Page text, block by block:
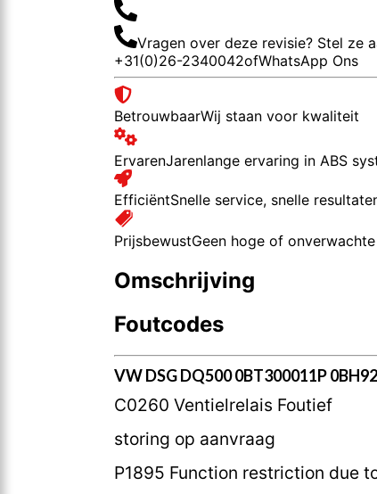
Vragen over deze revisie? Stel ze
+31(0)26-2340042ofWhatsApp Ons
BetrouwbaarWij staan voor kwaliteit
ErvarenJarenlange ervaring in ABS
EfficiëntSnelle service, snelle
PrijsbewustGeen hoge of
Omschrijving
Foutcodes
VW DSG DQ500 0BT300011P
C0260 Ventielrelais Foutief
storing op aanvraag
P1895 Function restriction due